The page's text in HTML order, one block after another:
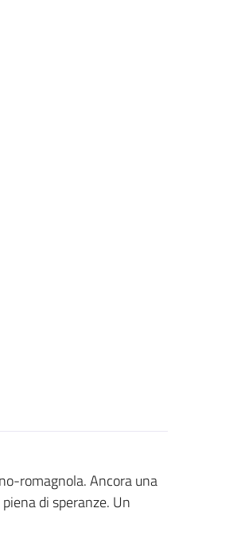
romagnola. Ancora una
di speranze. Un